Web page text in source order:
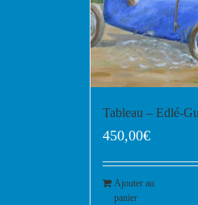
Tableau – Edlé-
450,00€
Ajouter au
panier